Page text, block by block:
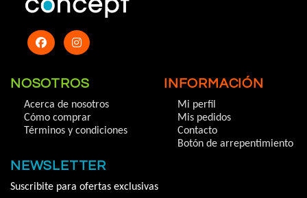
NOSOTROS
Acerca de nosotros
Cómo comprar
Términos y condiciones
INFORMACIÓN
Mi perfil
Mis pedidos
Contacto
Botón de arrepentimiento
NEWSLETTER
Suscribite para ofertas exclusivas